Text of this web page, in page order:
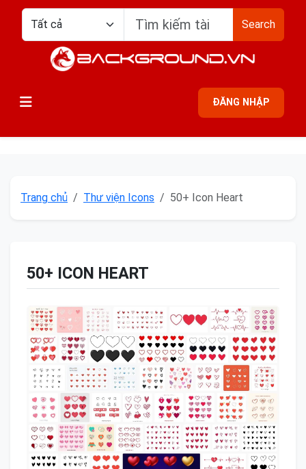
Search
ĐĂNG NHẬP
Trang chủ Thư viện Icons 50+ Icon Heart
50+ ICON HEART